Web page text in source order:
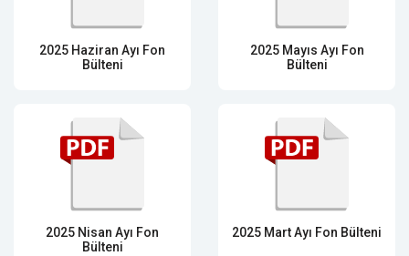
2025 Haziran Ayı Fon
Bülteni
2025 Mayıs Ayı Fon
Bülteni
2025 Nisan Ayı Fon
Bülteni
2025 Mart Ayı Fon Bülteni